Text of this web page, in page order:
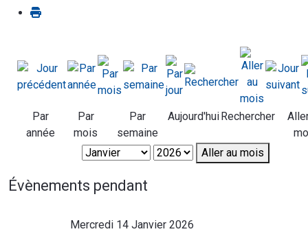
Par
année
Par
mois
Par
semaine
Aujourd'huiRechercher
Aller au mois
Évènements pendant
Mercredi 14 Janvier 2026